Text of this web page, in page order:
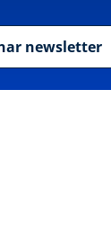
newsletter